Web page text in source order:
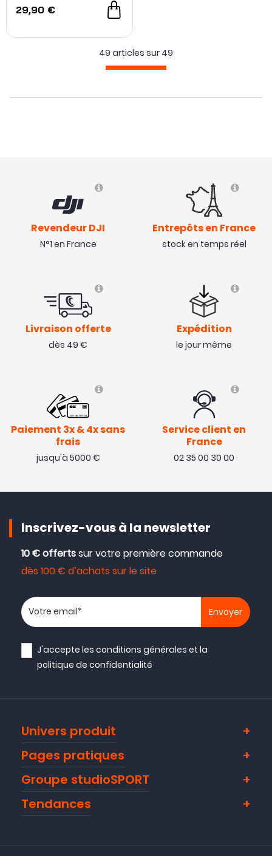
29,90 €
49 articles sur 49
Revendeur DJI
N°1 en France
Entrepôts en France
stock en temps réel
Livraison offerte
dès 49 €
Expédition
le jour même
Paiement 3x & 4x sans
frais
jusqu'à 5000 €
Service client en
France
02 35 00 30 00
Inscrivez-vous à la newsletter
10 € offertssur votre première commande
dès 100 € d’achats sur le site
Votre adresse email
J'accepte lesconditions générales et la
politique de confidentialité
Univers produit
Pages pratiques
Groupe studioSPORT
Tendances